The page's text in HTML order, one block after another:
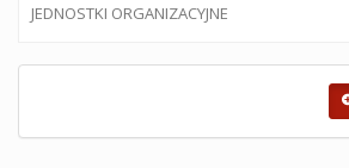
JEDNOSTKI ORGANIZACYJNE